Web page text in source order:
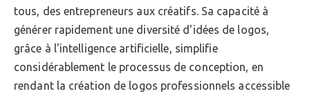
tous, des entrepreneurs aux créatifs. Sa capacité à
générer rapidement une diversité d'idées de logos,
grâce à l'intelligence artificielle, simplifie
considérablement le processus de conception, en
rendant la création de logos professionnels accessible